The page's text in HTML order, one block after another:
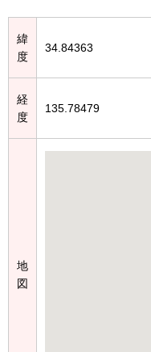
緯
度
34.84363
経
度
135.78479
地
図